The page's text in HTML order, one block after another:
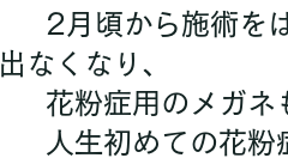
出なくなり、
花粉症用のメガ
人生初めての花